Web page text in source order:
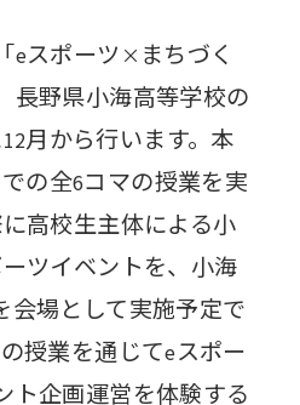
eスポーツ × まちづく
長野県小海高等学校の
12月から行います。本
の全6コマの授業を実
高校生主体による小
ツイベントを、小海
会場として実施予定で
授業を通じてeスポー
ト企画運営を体験する